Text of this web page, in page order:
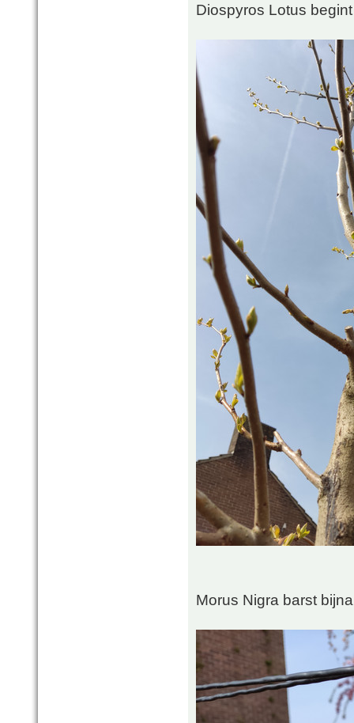
Diospyros Lotus
Morus Nigra barst